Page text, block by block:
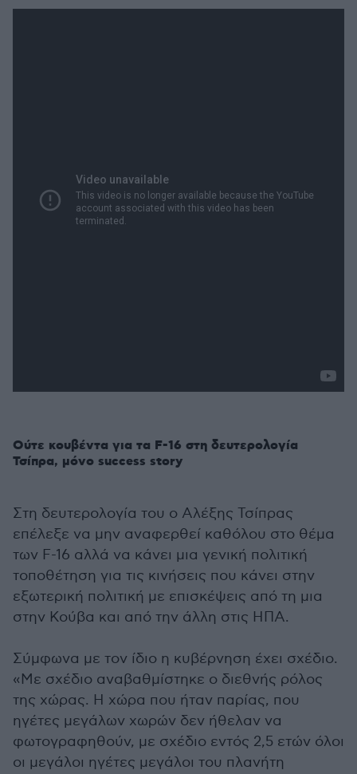
Ούτε κουβέντα για τα F-16 στη δευτερολογία
Τσίπρα, μόνο success story
Στη δευτερολογία του ο Αλέξης Τσίπρας
επέλεξε να μην αναφερθεί καθόλου στο θέμα
των F-16 αλλά να κάνει μια γενική πολιτική
τοποθέτηση για τις κινήσεις που κάνει στην
εξωτερική πολιτική με επισκέψεις από τη μια
στην Κούβα και από την άλλη στις ΗΠΑ.
Σύμφωνα με τον ίδιο η κυβέρνηση έχει σχέδιο.
«Με σχέδιο αναβαθμίστηκε ο διεθνής ρόλος
της χώρας. Η χώρα που ήταν παρίας, που
ηγέτες μεγάλων χωρών δεν ήθελαν να
φωτογραφηθούν, με σχέδιο εντός 2,5 ετών όλοι
οι μεγάλοι ηγέτες μεγάλοι του πλανήτη